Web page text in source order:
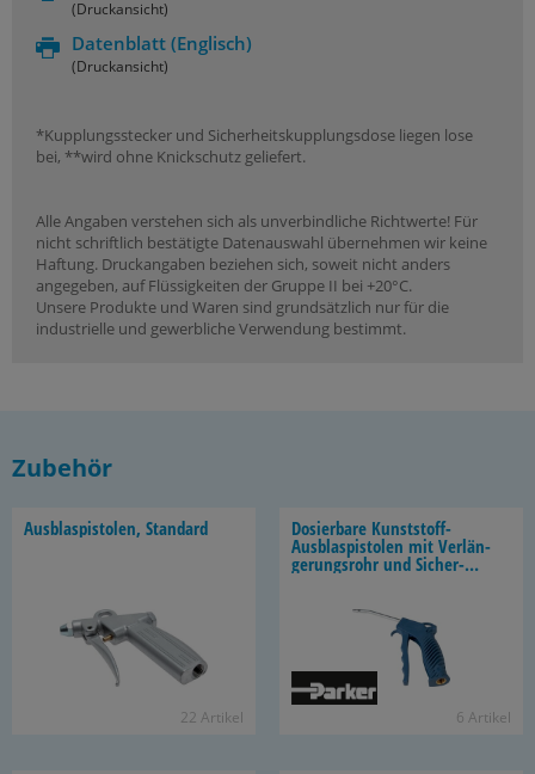
(Druckansicht)
Datenblatt (Englisch)
(Druckansicht)
*Kupplungsstecker und Sicherheitskupplungsdose liegen lose
bei, **wird ohne Knickschutz geliefert.
Alle Angaben verstehen sich als unverbindliche Richtwerte! Für
nicht schriftlich bestätigte Datenauswahl übernehmen wir keine
Haftung. Druckangaben beziehen sich, soweit nicht anders
angegeben, auf Flüssigkeiten der Gruppe II bei +20°C.
Unsere Produkte und Waren sind grundsätzlich nur für die
industrielle und gewerbliche Verwendung bestimmt.
Zubehör
Aus­blas­pis­to­len, Stan­dard
22 Ar­ti­kel
Do­sier­ba­re Kunststoff-​
Ausblaspistolen mit Ver­län­
ge­rungs­rohr und Si­cher­
6 Ar­ti­kel